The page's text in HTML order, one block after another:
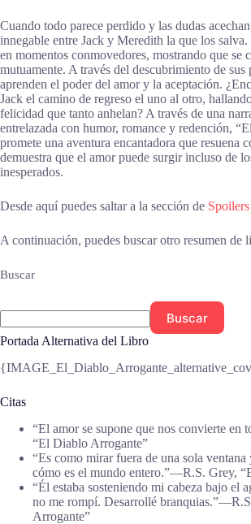
Cuando todo parece perdido y las dudas
innegable entre Jack y Meredith la que los
en momentos conmovedores, mostrando que se
mutuamente. A través del descubrimiento de sus
aprenden el poder del amor y la aceptación.
Jack el camino de regreso el uno al otro,
felicidad que tanto anhelan? A través de una
entrelazada con humor, romance y redención,
promete una aventura encantadora que resuena
demuestra que el amor puede surgir incluso de
inesperados.
Desde aquí puedes saltar a la sección de Spoilers
A continuación, puedes buscar otro resumen de
Buscar
Buscar
Portada Alternativa del Libro
Citas
“El amor se supone que nos convierte en
“El Diablo Arrogante”
“Es como mirar fuera de una sola ventana
cómo es el mundo entero.”―R.S. Grey,
“Él estaba sosteniendo mi cabeza bajo el
no me rompí. Desarrollé
Arrogante”